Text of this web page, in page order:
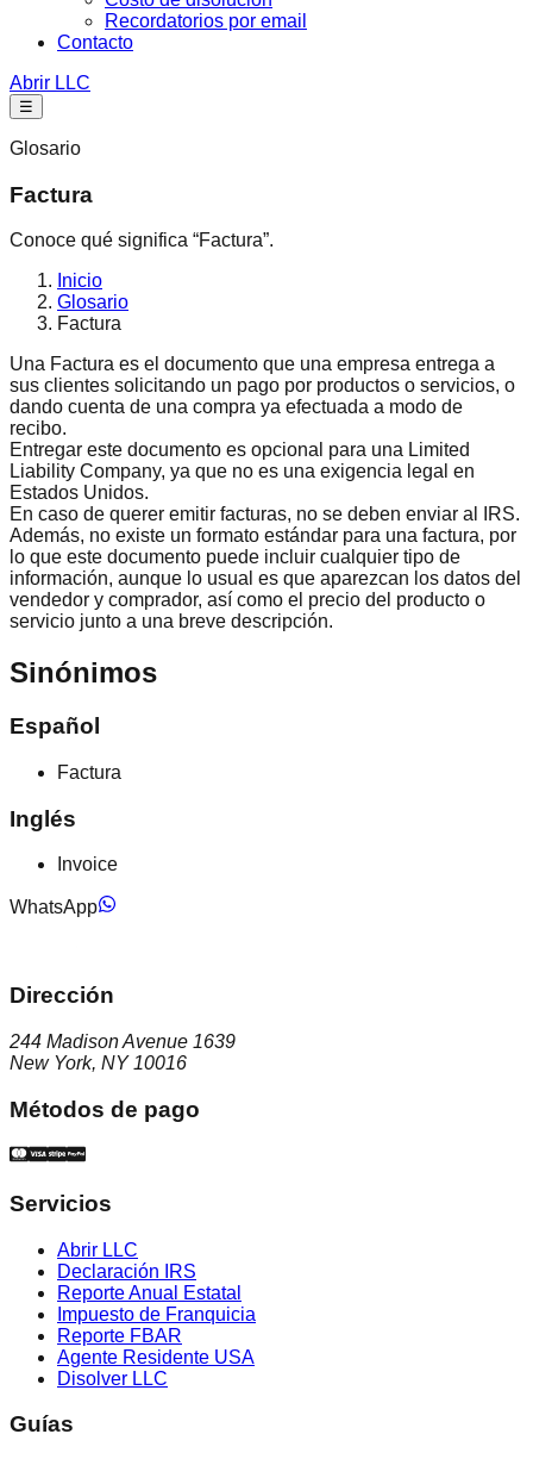
Recordatorios por email
Contacto
Abrir LLC
☰
Glosario
Factura
Conoce qué significa “Factura”.
Inicio
Glosario
Factura
Una Factura es el documento que una empresa entrega a
sus clientes solicitando un pago por productos o servicios, o
dando cuenta de una compra ya efectuada a modo de
recibo.
Entregar este documento es opcional para una Limited
Liability Company, ya que no es una exigencia legal en
Estados Unidos.
En caso de querer emitir facturas, no se deben enviar al IRS.
Además, no existe un formato estándar para una factura, por
lo que este documento puede incluir cualquier tipo de
información, aunque lo usual es que aparezcan los datos del
vendedor y comprador, así como el precio del producto o
servicio junto a una breve descripción.
Sinónimos
Español
Factura
Inglés
Invoice
WhatsApp
Dirección
244 Madison Avenue 1639
New York, NY 10016
Métodos de pago
Servicios
Abrir LLC
Declaración IRS
Reporte Anual Estatal
Impuesto de Franquicia
Reporte FBAR
Agente Residente USA
Disolver LLC
Guías